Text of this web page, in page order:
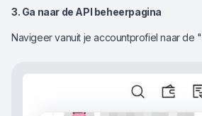
3. Ga naar de API beheerpagina
Navigeer vanuit je accountprofiel naar de "